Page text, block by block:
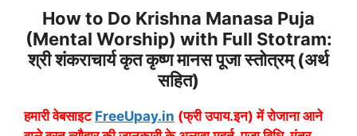
How to Do Krishna Manasa Puja
(Mental Worship) with Full Stotram:
श्री शंकराचार्य कृत कृष्ण मानस पूजा स्तोत्रम् (अर्थ
सहित)
हमारी वेबसाइट FreeUpay.in (फ्री उपाय.इन) में रोजाना आने